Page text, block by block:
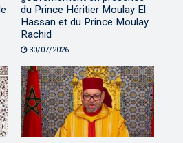
du Prince Héritier Moulay El
Hassan et du Prince Moulay
Rachid
30/07/2026